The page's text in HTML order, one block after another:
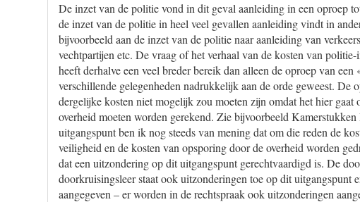
De inzet van de politie vond in dit geval aanleiding in een oproep
de inzet van de politie in heel veel gevallen aanleiding vindt in
bijvoorbeeld aan de inzet van de politie naar aanleiding van
vechtpartijen etc. De vraag of het verhaal van de kosten van
heeft derhalve een veel breder bereik dan alleen de oproep van
verschillende gelegenheden nadrukkelijk aan de orde geweest. De
dergelijke kosten niet mogelijk zou moeten zijn omdat het hier
overheid moeten worden gerekend. Zie bijvoorbeeld
uitgangspunt ben ik nog steeds van mening dat om die reden de
veiligheid en de kosten van opsporing door de overheid worden
dat een uitzondering op dit uitgangspunt gerechtvaardigd is. De
doorkruisingsleer staat ook uitzonderingen toe op dit uitgangspunt
aangegeven – er worden in de rechtspraak ook uitzonderingen